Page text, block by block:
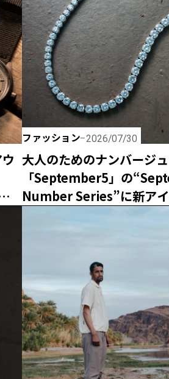
ファッション 2026/07/30
大人のためのナンバージ
「September5」の
Number Series”に新ア
エシカルな輝きで日常に